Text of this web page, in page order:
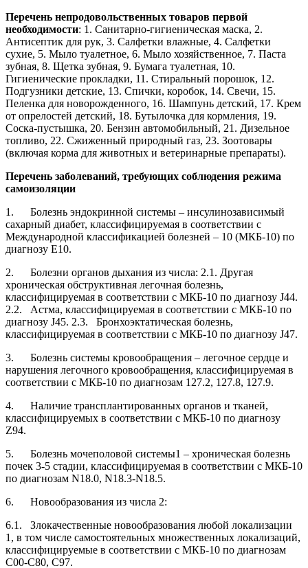
Перечень непродовольственных товаров первой
необходимости: 1. Санитарно-гигиеническая маска, 2.
Антисептик для рук, 3. Салфетки влажные, 4. Салфетки
сухие, 5. Мыло туалетное, 6. Мыло хозяйственное, 7. Паста
зубная, 8. Щетка зубная, 9. Бумага туалетная, 10.
Гигиенические прокладки, 11. Стиральный порошок, 12.
Подгузники детские, 13. Спички, коробок, 14. Свечи, 15.
Пеленка для новорожденного, 16. Шампунь детский, 17. Крем
от опрелостей детский, 18. Бутылочка для кормления, 19.
Соска-пустышка, 20. Бензин автомобильный, 21. Дизельное
топливо, 22. Сжиженный природный газ, 23. Зоотовары
(включая корма для животных и ветеринарные препараты).
Перечень заболеваний, требующих соблюдения режима
самоизоляции
1. Болезнь эндокринной системы – инсулинозависимый
сахарный диабет, классифицируемая в соответствии с
Международной классификацией болезней – 10 (МКБ-10) по
диагнозу Е10.
2. Болезни органов дыхания из числа: 2.1. Другая
хроническая обструктивная легочная болезнь,
классифицируемая в соответствии с МКБ-10 по диагнозу J44.
2.2. Астма, классифицируемая в соответствии с МКБ-10 по
диагнозу J45. 2.3. Бронхоэктатическая болезнь,
классифицируемая в соответствии с МКБ-10 по диагнозу J47.
3. Болезнь системы кровообращения – легочное сердце и
нарушения легочного кровообращения, классифицируемая в
соответствии с МКБ-10 по диагнозам 127.2, 127.8, 127.9.
4. Наличие трансплантированных органов и тканей,
классифицируемых в соответствии с МКБ-10 по диагнозу
Z94.
5. Болезнь мочеполовой системы1 – хроническая болезнь
почек 3-5 стадии, классифицируемая в соответствии с МКБ-10
по диагнозам N18.0, N18.3-N18.5.
6. Новообразования из числа 2:
6.1. Злокачественные новообразования любой локализации
1, в том числе самостоятельных множественных локализаций,
классифицируемые в соответствии с МКБ-10 по диагнозам
С00-С80, С97.